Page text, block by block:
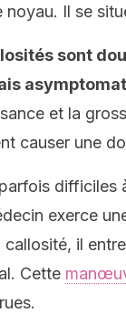
noyau. Il se
sont
et la
causer une
difficiles
exerce
callosité, il
Cette